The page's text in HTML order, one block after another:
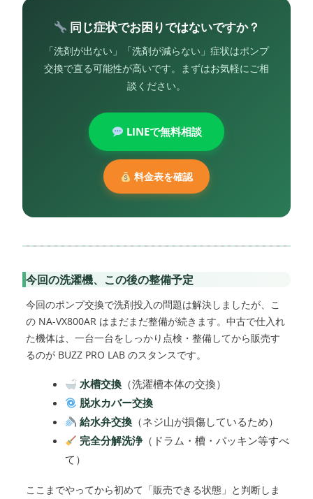
同じ症状でお困りではないですか？
「洗剤が出ない」「洗剤が減らない」症状はポンプ
交換で直る可能性が高いです。まずはお気軽にご相
談ください。
LINEで無料相談
料金表を確認
今回の洗濯機、この後の整備予定
今回のポンプ交換で洗剤投入の問題は解決しましたが、こ
の NA-VX800AR はまだまだ整備が続きます。中古で仕入れ
た機体は、一台一台をしっかり点検・整備してから販売す
るのが BUZZ PRO LAB のスタンスです。
水槽交換 （洗濯槽本体の交換）
脱水カバー交換
給水弁交換 （ネジ山が損傷しているため）
完全分解洗浄（ドラム・槽・パッキン等すべ
て）
ここまでやってから初めて「販売できる状態」と判断しま